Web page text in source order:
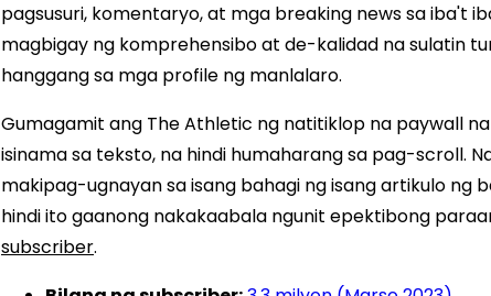
pagsusuri, komentaryo, at mga breaking news sa iba't
magbigay ng komprehensibo at de-kalidad na sulatin
hanggang sa mga profile ng manlalaro.
Gumagamit ang The Athletic ng natitiklop na paywall
isinama sa teksto, na hindi humaharang sa pag-scroll.
makipag-ugnayan sa isang bahagi ng isang artikulo ng
hindi ito gaanong nakakaabala ngunit epektibong
subscriber.